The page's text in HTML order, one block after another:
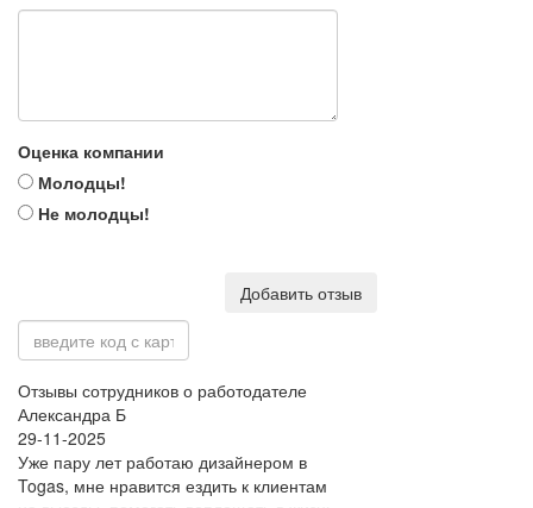
Оценка компании
Молодцы!
Не молодцы!
Добавить отзыв
Отзывы сотрудников о работодателе
Александра Б
29-11-2025
Уже пару лет работаю дизайнером в
Togas, мне нравится ездить к клиентам